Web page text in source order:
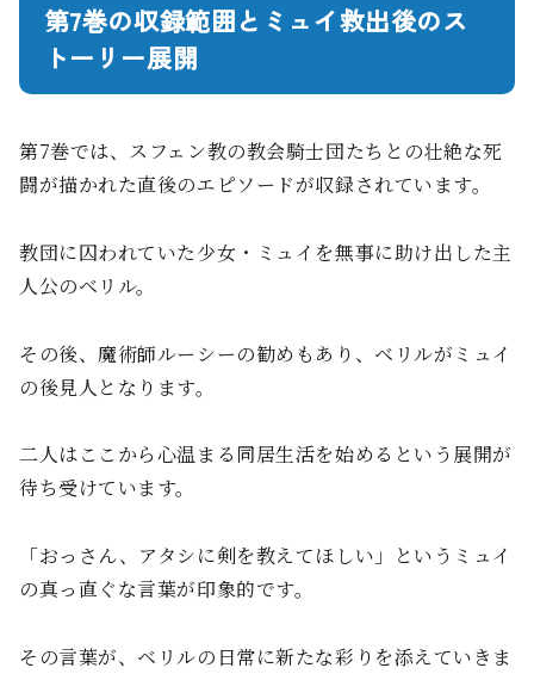
第7巻の収録範囲とミュイ救出後のス
トーリー展開
第7巻では、スフェン教の教会騎士団たちとの壮絶な死
闘が描かれた直後のエピソードが収録されています。
教団に囚われていた少女・ミュイを無事に助け出した主
人公のベリル。
その後、魔術師ルーシーの勧めもあり、ベリルがミュイ
の後見人となります。
二人はここから心温まる同居生活を始めるという展開が
待ち受けています。
「おっさん、アタシに剣を教えてほしい」というミュイ
の真っ直ぐな言葉が印象的です。
その言葉が、ベリルの日常に新たな彩りを添えていきま